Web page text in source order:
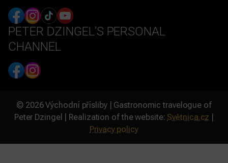
PETER DZINGEL’S PERSONAL
CHANNEL
© 2026Východní přísliby | Gastronomic travelogue of
Peter Dzingel | Realization of the website: Světnica.cz
Privacy policy